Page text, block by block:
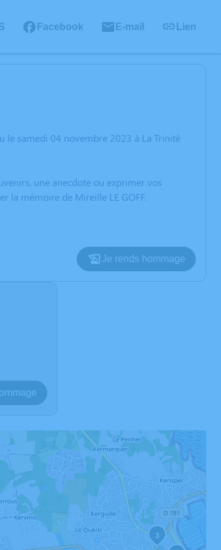
Facebook E-mail Lien
le samedi 04 novembre 2023 à La Trinité
une anecdote ou exprimer vos
la mémoire de Mireille LE GOFF.
Je rends hommage
3